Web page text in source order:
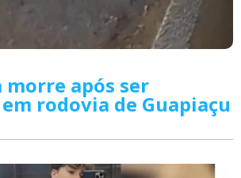
morre após ser
rodovia de Guapiaçu